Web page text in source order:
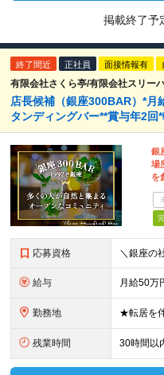
掲載終了予
終了間近 正社員 面接情報有
有限会社さくら亭/有限会社スリー
店長候補（銀座300BAR）*月
タンディングバー**賞与年2回
銀
場
を
応募資格
給与
勤務地
残業時間 30時間以